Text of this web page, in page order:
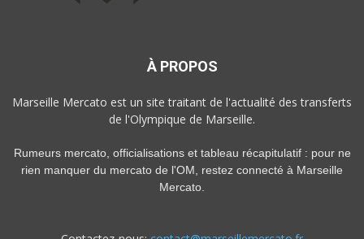
À PROPOS
Marseille Mercato est un site traitant de l'actualité des transferts
de l'Olympique de Marseille.
Rumeurs mercato, officialisations et tableau récapitulatif : pour ne
rien manquer du mercato de l'OM, restez connecté à Marseille
Mercato.